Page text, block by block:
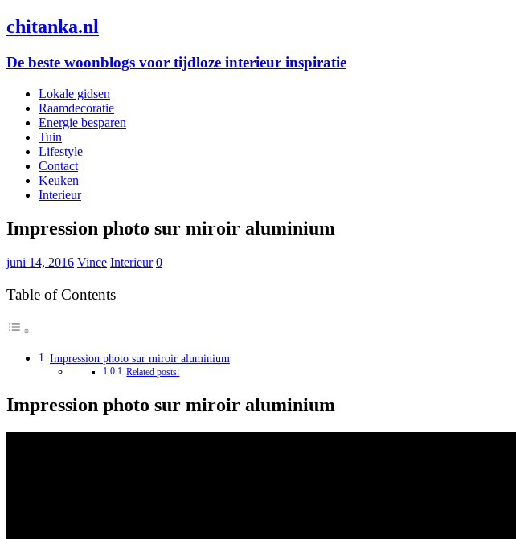
chitanka.nl
De beste woonblogs voor tijdloze interieur inspiratie
Lokale gidsen
Raamdecoratie
Energie besparen
Tuin
Lifestyle
Contact
Keuken
Interieur
Impression photo sur miroir aluminium
juni 14, 2016 Vince Interieur 0
Table of Contents
Impression photo sur miroir aluminium
Related posts:
Impression photo sur miroir aluminium